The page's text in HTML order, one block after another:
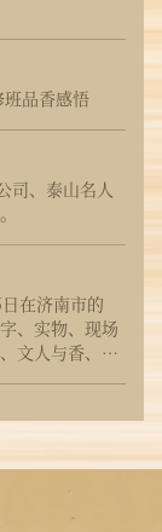
物是吾身 香学研修班品香感悟
司、泰山名人
在济南市的
、实物、现场
文人与香、佛